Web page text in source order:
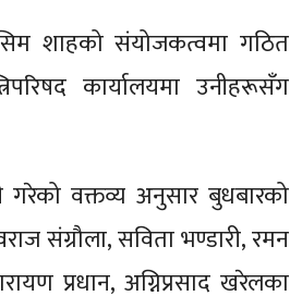
शाहको संयोजकत्वमा गठित
कार्यालयमा उनीहरूसँग
गरेको वक्तव्य अनुसार बुधबारको
संग्रौला, सविता भण्डारी, रमन
प्रधान, अग्निप्रसाद खरेलका